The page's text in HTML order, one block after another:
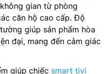
gian từ phòng
căn hộ cao cấp. Độ
giúp sản phẩm hòa
đại, mang đến cảm giác
giúp chiếc smart tivi